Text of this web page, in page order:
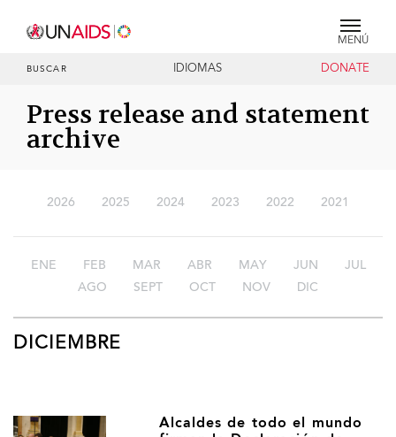
MENÚ
BUSCAR IDIOMAS DONATE
Press release and statement
archive
2026 2025 2024 2023 2022 2021
ENE FEB MAR ABR MAY JUN
JUL
AGO
SEPT OCT NOV DIC
DICIEMBRE
Alcaldes de todo el mundo